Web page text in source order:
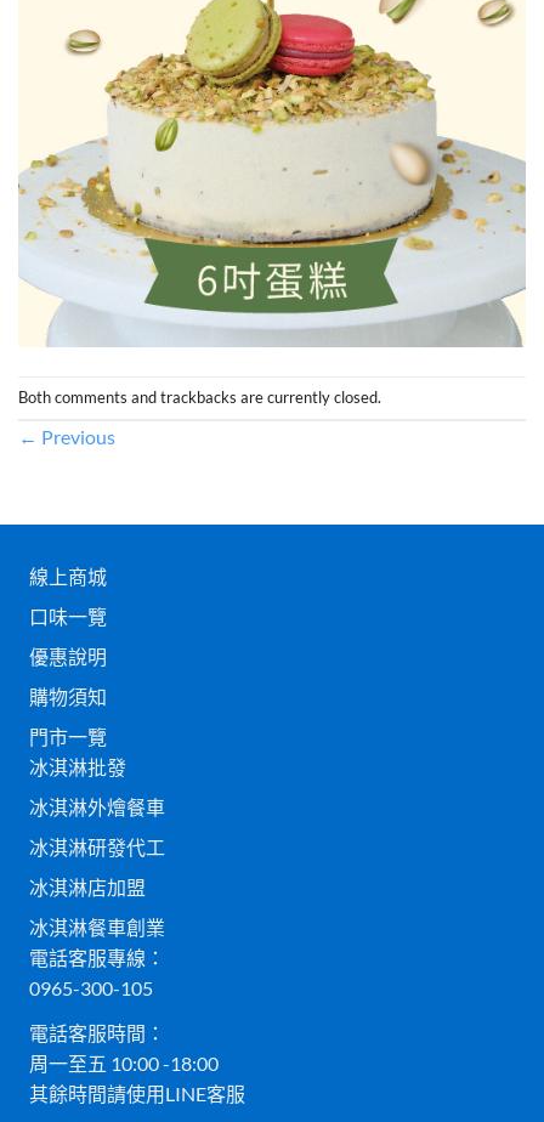
Both comments and trackbacks are currently closed.
← Previous
線上商城
口味一覽
優惠說明
購物須知
門市一覽
冰淇淋批發
冰淇淋外燴餐車
冰淇淋研發代工
冰淇淋店加盟
冰淇淋餐車創業
電話客服專線：
0965-300-105
電話客服時間：
周一至五 10:00 -18:00
其餘時間請使用LINE客服